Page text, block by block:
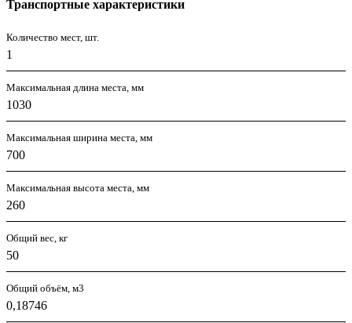
Транспортные характеристики
Количество мест, шт.
1
Максимальная длина места, мм
1030
Максимальная ширина места, мм
700
Максимальная высота места, мм
260
Общий вес, кг
50
Общий объём, м3
0,18746